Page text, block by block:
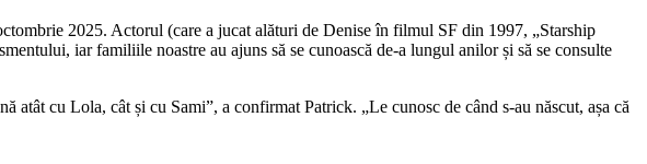
2025. Actorul (care a jucat alături de Denise în filmul SF din 1997, „Starship
iar familiile noastre au ajuns să se cunoască de-a lungul anilor și să se consulte
cu Lola, cât și cu Sami”, a confirmat Patrick. „Le cunosc de când s-au născut, așa că